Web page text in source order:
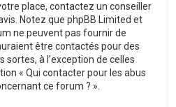
place, contactez un conseiller
Notez que phpBB Limited et
ne peuvent pas fournir de
être contactés pour des
à l’exception de celles
« Qui contacter pour les abus
ce forum ? ».